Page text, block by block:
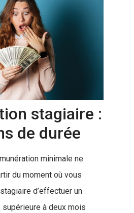
stagiaire :
de durée
minimale ne
du moment où vous
d’effectuer un
supérieure à deux mois